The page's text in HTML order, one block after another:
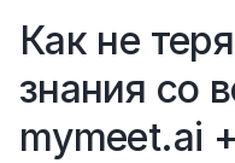
Как не
знания со
mymeet.ai